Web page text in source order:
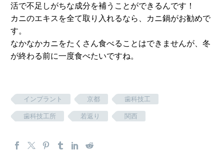
活で不足しがちな成分を補うことができるんです！
カニのエキスを全て取り入れるなら、カニ鍋がお勧めで
す。
なかなかカニをたくさん食べることはできませんが、冬
が終わる前に一度食べたいですね。
インプラント 京都
歯科技工
歯科技工所
若返り 関西